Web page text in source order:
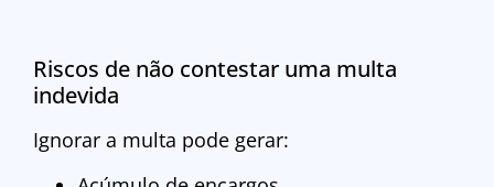
Riscos de não contestar uma multa
indevida
Ignorar a multa pode gerar: